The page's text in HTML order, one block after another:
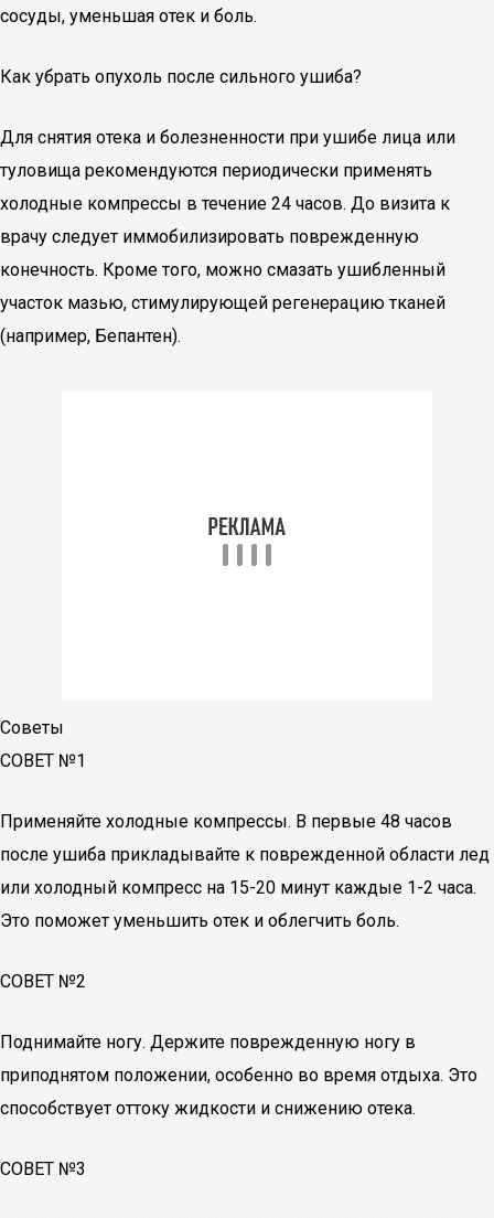
сосуды, уменьшая отек и боль.
Как убрать опухоль после сильного ушиба?
Для снятия отека и болезненности при ушибе лица или
туловища рекомендуются периодически применять
холодные компрессы в течение 24 часов. До визита к
врачу следует иммобилизировать поврежденную
конечность. Кроме того, можно смазать ушибленный
участок мазью, стимулирующей регенерацию тканей
(например, Бепантен).
Советы
СОВЕТ №1
Применяйте холодные компрессы. В первые 48 часов
после ушиба прикладывайте к поврежденной области лед
или холодный компресс на 15-20 минут каждые 1-2 часа.
Это поможет уменьшить отек и облегчить боль.
СОВЕТ №2
Поднимайте ногу. Держите поврежденную ногу в
приподнятом положении, особенно во время отдыха. Это
способствует оттоку жидкости и снижению отека.
СОВЕТ №3